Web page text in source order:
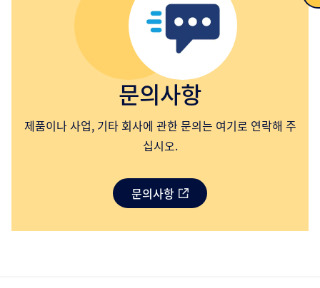
문의사항
제품이나 사업, 기타 회사에 관한 문의는 여기로 연락해 주
십시오.
문의사항